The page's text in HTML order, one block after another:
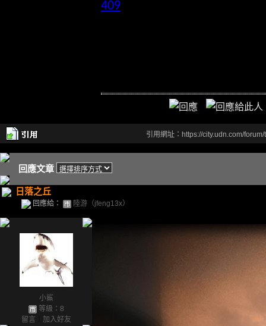
409
引用網址：https://city.udn.com/
回應文章
日落之丘
回應給： 陸游（jfeng13x）
小鯊
等級：8
留言
加入好友